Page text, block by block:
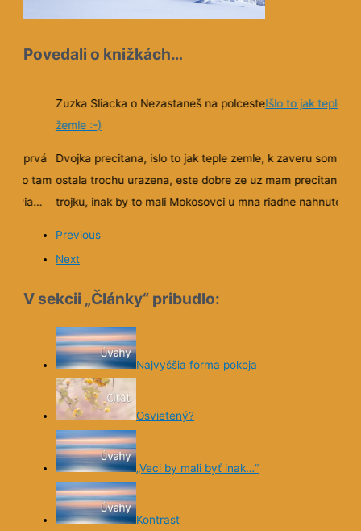
Povedali o knižkách…
prvá
Bolo tam
Zuzka Sliacka o Nezastaneš na polcesteIšlo to jak teplé
žemle :-)
Dvojka precitana, islo to jak teple zemle, k zaveru som
ostala trochu urazena, este dobre ze uz mam precitanu aj
trojku, inak by to mali Mokosovci u mna riadne nahnute
Previous
Next
V sekcii „Články“ pribudlo:
Najvyššia forma pokoja
Osvietený?
„Veci by mali byť inak…“
Kontrast